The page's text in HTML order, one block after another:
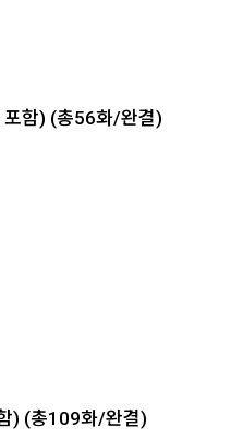
포함) (총56화/완결)
) (총109화/완결)